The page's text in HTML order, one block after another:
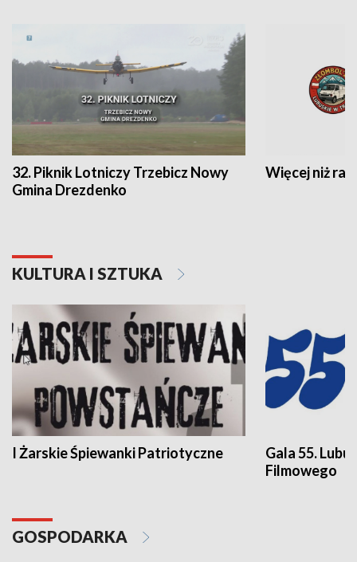
32. Piknik Lotniczy Trzebicz Nowy
Gmina Drezdenko
Więcej niż rajd
KULTURA I SZTUKA
I Żarskie Śpiewanki Patriotyczne
Gala 55.
Filmowego
GOSPODARKA